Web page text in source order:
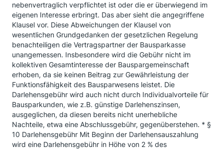
nebenvertraglich verpflichtet ist oder die er überwiegend im
eigenen Interesse erbringt. Das aber sieht die angegriffene
Klausel vor. Diese Abweichungen der Klausel von
wesentlichen Grundgedanken der gesetzlichen Regelung
benachteiligen die Vertragspartner der Bausparkasse
unangemessen. Insbesondere wird die Gebühr nicht im
kollektiven Gesamtinteresse der Bauspargemeinschaft
erhoben, da sie keinen Beitrag zur Gewährleistung der
Funktionsfähigkeit des Bausparwesens leistet. Die
Darlehensgebühr wird auch nicht durch Individualvorteile für
Bausparkunden, wie z.B. günstige Darlehenszinsen,
ausgeglichen, da diesen bereits nicht unerhebliche
Nachteile, etwa eine Abschlussgebühr, gegenüberstehen. * §
10 Darlehensgebühr Mit Beginn der Darlehensauszahlung
wird eine Darlehensgebühr in Höhe von 2 % des